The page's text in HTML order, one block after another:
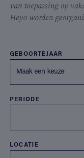
van toepassing op
Heyo worden
GEBOORTEJAAR
Maak een keuze
PERIODE
LOCATIE